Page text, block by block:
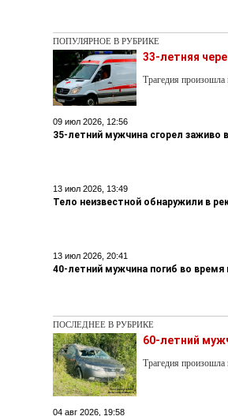
ПОПУЛЯРНОЕ В РУБРИКЕ
33-летняя
Трагедия
09 июл 2026, 12:56
35-летний мужчина сгорел заживо
13 июл 2026, 13:49
Тело неизвестной обнаружили в
13 июл 2026, 20:41
40-летний мужчина погиб во
ПОСЛЕДНЕЕ В РУБРИКЕ
60-летний
Трагедия
04 авг 2026, 19:58